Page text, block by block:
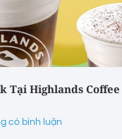
Tại Highlands
có bình luận